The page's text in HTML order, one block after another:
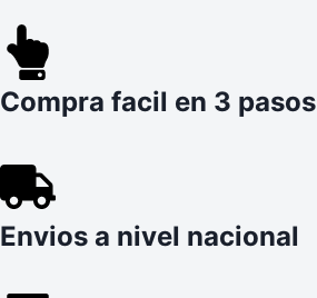
Compra facil en 3 pasos
Envios a nivel nacional